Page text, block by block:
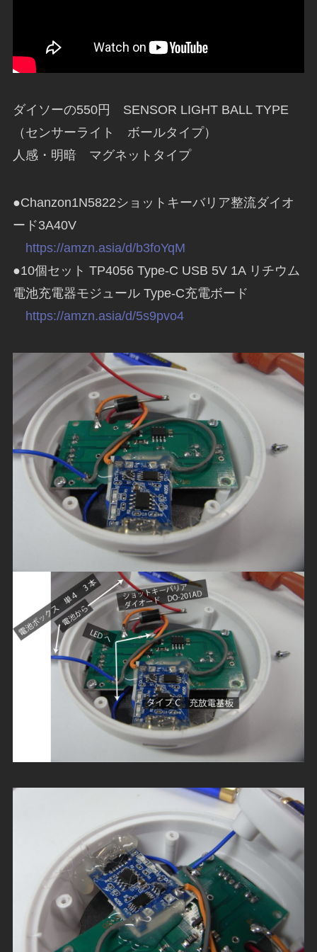
ダイソーの550円 SENSOR LIGHT BALL TYPE
（センサーライト ボールタイプ）
人感・明暗 マグネットタイプ
●Chanzon1N5822ショットキーバリア整流ダイオ
ード3A40V
https://amzn.asia/d/b3foYqM
●10個セット TP4056 Type-C USB 5V 1A リチウム
電池充電器モジュール Type-C充電ボード
https://amzn.asia/d/5s9pvo4